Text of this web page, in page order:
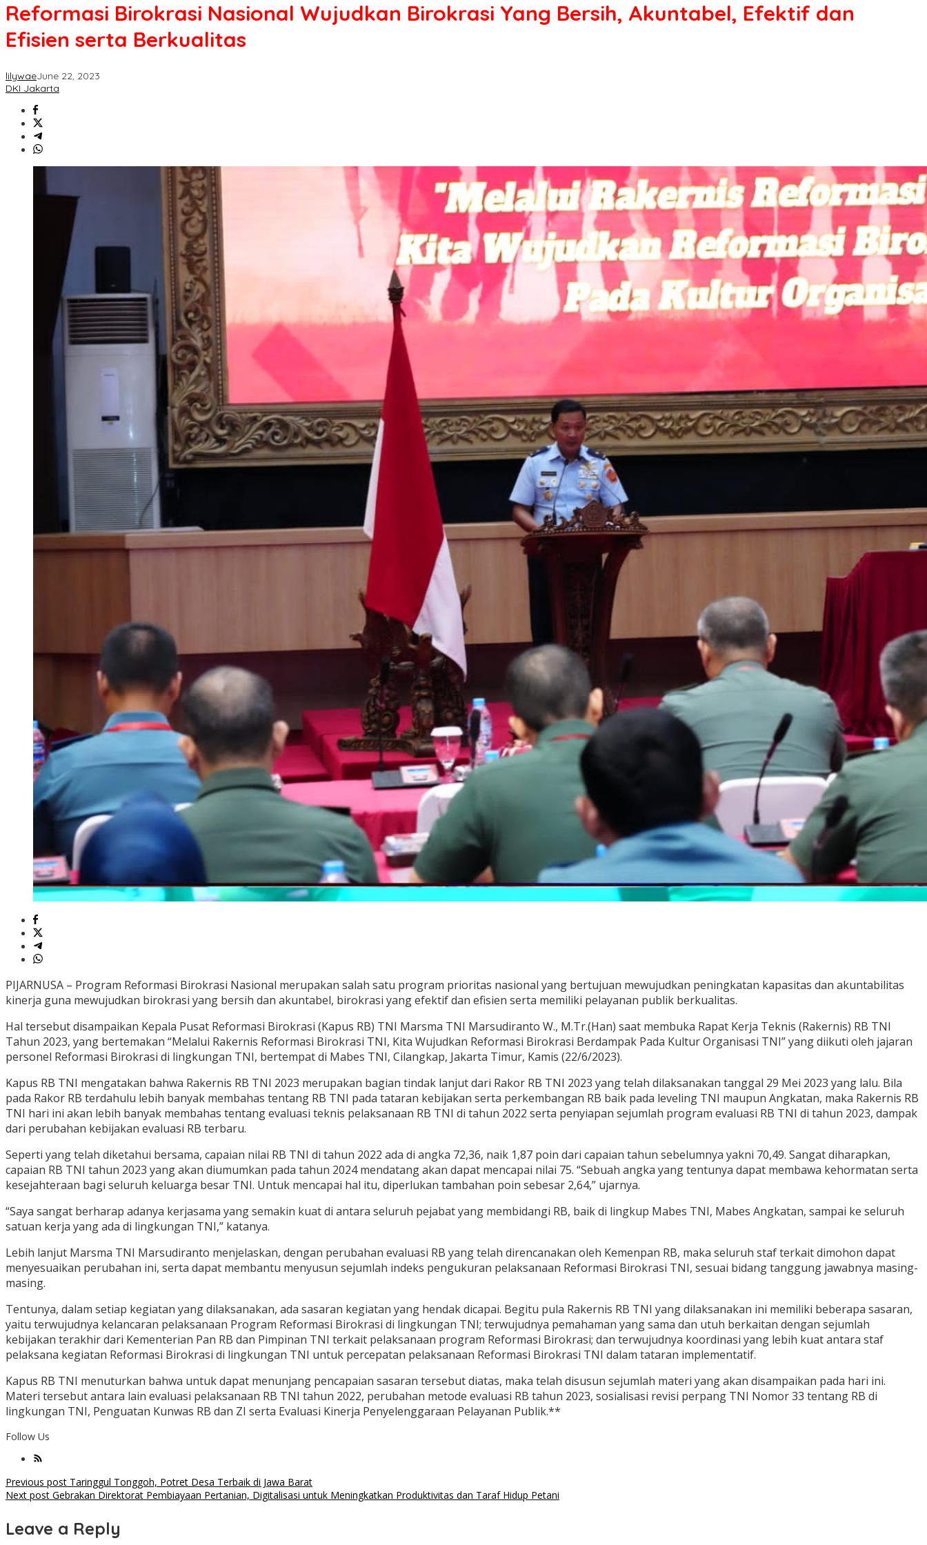
Reformasi Birokrasi Nasional Wujudkan Birokrasi Yang Bersih, Akuntabel, Efektif dan
Efisien serta Berkualitas
lilywaeJune 22, 2023
DKI Jakarta
PIJARNUSA – Program Reformasi Birokrasi Nasional merupakan salah satu program prioritas nasional yang bertujuan mewujudkan peningkatan kapasitas dan akuntabilitas
kinerja guna mewujudkan birokrasi yang bersih dan akuntabel, birokrasi yang efektif dan efisien serta memiliki pelayanan publik berkualitas.
Hal tersebut disampaikan Kepala Pusat Reformasi Birokrasi (Kapus RB) TNI Marsma TNI Marsudiranto W., M.Tr.(Han) saat membuka Rapat Kerja Teknis (Rakernis) RB TNI
Tahun 2023, yang bertemakan “Melalui Rakernis Reformasi Birokrasi TNI, Kita Wujudkan Reformasi Birokrasi Berdampak Pada Kultur Organisasi TNI” yang diikuti oleh jajaran
personel Reformasi Birokrasi di lingkungan TNI, bertempat di Mabes TNI, Cilangkap, Jakarta Timur, Kamis (22/6/2023).
Kapus RB TNI mengatakan bahwa Rakernis RB TNI 2023 merupakan bagian tindak lanjut dari Rakor RB TNI 2023 yang telah dilaksanakan tanggal 29 Mei 2023 yang lalu. Bila
pada Rakor RB terdahulu lebih banyak membahas tentang RB TNI pada tataran kebijakan serta perkembangan RB baik pada leveling TNI maupun Angkatan, maka Rakernis RB
TNI hari ini akan lebih banyak membahas tentang evaluasi teknis pelaksanaan RB TNI di tahun 2022 serta penyiapan sejumlah program evaluasi RB TNI di tahun 2023, dampak
dari perubahan kebijakan evaluasi RB terbaru.
Seperti yang telah diketahui bersama, capaian nilai RB TNI di tahun 2022 ada di angka 72,36, naik 1,87 poin dari capaian tahun sebelumnya yakni 70,49. Sangat diharapkan,
capaian RB TNI tahun 2023 yang akan diumumkan pada tahun 2024 mendatang akan dapat mencapai nilai 75. “Sebuah angka yang tentunya dapat membawa kehormatan serta
kesejahteraan bagi seluruh keluarga besar TNI. Untuk mencapai hal itu, diperlukan tambahan poin sebesar 2,64,” ujarnya.
“Saya sangat berharap adanya kerjasama yang semakin kuat di antara seluruh pejabat yang membidangi RB, baik di lingkup Mabes TNI, Mabes Angkatan, sampai ke seluruh
satuan kerja yang ada di lingkungan TNI,” katanya.
Lebih lanjut Marsma TNI Marsudiranto menjelaskan, dengan perubahan evaluasi RB yang telah direncanakan oleh Kemenpan RB, maka seluruh staf terkait dimohon dapat
menyesuaikan perubahan ini, serta dapat membantu menyusun sejumlah indeks pengukuran pelaksanaan Reformasi Birokrasi TNI, sesuai bidang tanggung jawabnya masing-
masing.
Tentunya, dalam setiap kegiatan yang dilaksanakan, ada sasaran kegiatan yang hendak dicapai. Begitu pula Rakernis RB TNI yang dilaksanakan ini memiliki beberapa sasaran,
yaitu terwujudnya kelancaran pelaksanaan Program Reformasi Birokrasi di lingkungan TNI; terwujudnya pemahaman yang sama dan utuh berkaitan dengan sejumlah
kebijakan terakhir dari Kementerian Pan RB dan Pimpinan TNI terkait pelaksanaan program Reformasi Birokrasi; dan terwujudnya koordinasi yang lebih kuat antara staf
pelaksana kegiatan Reformasi Birokrasi di lingkungan TNI untuk percepatan pelaksanaan Reformasi Birokrasi TNI dalam tataran implementatif.
Kapus RB TNI menuturkan bahwa untuk dapat menunjang pencapaian sasaran tersebut diatas, maka telah disusun sejumlah materi yang akan disampaikan pada hari ini.
Materi tersebut antara lain evaluasi pelaksanaan RB TNI tahun 2022, perubahan metode evaluasi RB tahun 2023, sosialisasi revisi perpang TNI Nomor 33 tentang RB di
lingkungan TNI, Penguatan Kunwas RB dan ZI serta Evaluasi Kinerja Penyelenggaraan Pelayanan Publik.**
Follow Us
Post
navigation
Previous post Taringgul Tonggoh, Potret Desa Terbaik di Jawa Barat
Next post Gebrakan Direktorat Pembiayaan Pertanian, Digitalisasi untuk Meningkatkan Produktivitas dan Taraf Hidup Petani
Leave a Reply